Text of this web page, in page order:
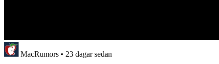
MacRumors • 23 dagar sedan